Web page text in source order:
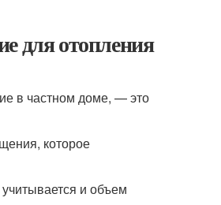
для отопления
в частном доме, — это
которое
и объем